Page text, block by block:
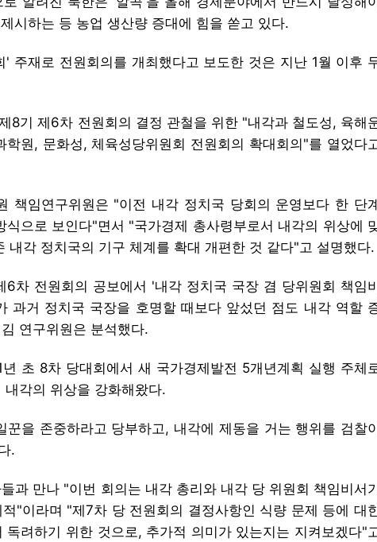
시하는 등 농업 생산량 증대에 힘을 쏟고 있다.
' 주재로 전원회의를 개최했다고 보도한 것은 지난 1월 이후
8기 제6차 전원회의 결정 관철을 위한 "내각과 철도성, 육해
학원, 문화성, 체육성당위원회 전원회의 확대회의"를 열었다
책임연구위원은 "이전 내각 정치국 당회의 운영보다 한 단
식으로 보인다"면서 "국가경제 총사령부로서 내각의 위상에
내각 정치국의 기구 체계를 확대 개편한 것 같다"고 설명했다.
6차 전원회의 공보에서 '내각 정치국 국장 겸 당위원회 책임
과거 정치국 국장을 호명할 때보다 앞섰던 점도 내각 역할
연구위원은 분석했다.
초 8차 당대회에서 새 국가경제발전 5개년계획 실행 주체
각의 위상을 강화해왔다.
꾼을 존중하라고 당부하고, 내각에 제동을 거는 행위를 검찰
.
과 만나 "이번 회의는 내각 총리와 내각 당 위원회 책임비서
"이라며 "제7차 당 전원회의 결정사항인 식량 문제 등에 대
독려하기 위한 것으로, 추가적 의미가 있는지는 지켜보겠다"